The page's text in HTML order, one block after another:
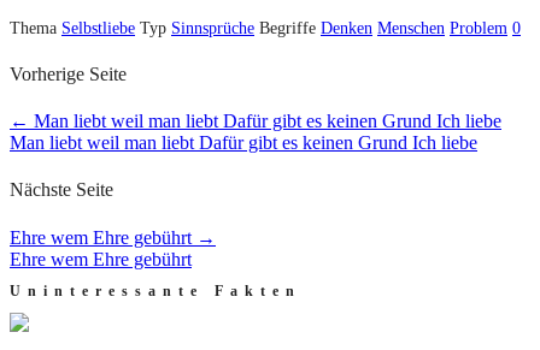
Thema Selbstliebe Typ Sinnsprüche Begriffe Denken Menschen Problem 0
Vorherige Seite
← Man liebt weil man liebt Dafür gibt es keinen Grund Ich liebe
Man liebt weil man liebt Dafür gibt es keinen Grund Ich liebe
Nächste Seite
Ehre wem Ehre gebührt →
Ehre wem Ehre gebührt
Uninteressante Fakten